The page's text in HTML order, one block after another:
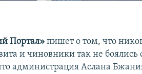
Портал» пишет о том, что
и чиновники так не боялись
администрация Аслана